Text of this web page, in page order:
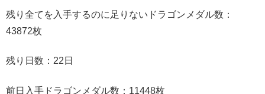
残り全てを入手するのに足りないドラゴンメダル数：
43872枚
残り日数：22日
前日入手ドラゴンメダル数：11448枚